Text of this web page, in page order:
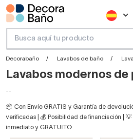
Decorabaño Lavabos de baño
Lavabos modernos de
--
📦 Con Envío GRATIS y Garantía de
verificadas | 💰 Posibilidad de financiación |
inmediato y GRATUITO